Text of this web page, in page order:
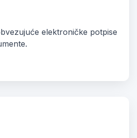
elektroničke potpise